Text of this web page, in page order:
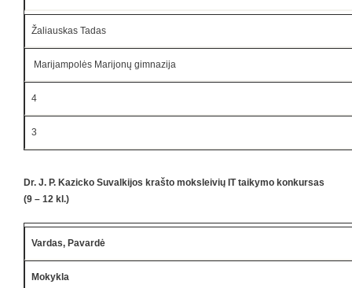
Žaliauskas Tadas
Marijampolės Marijonų gimnazija
4
3
Dr. J. P. Kazicko Suvalkijos krašto moksleivių IT taikymo konkursas
(9 – 12 kl.)
Vardas, Pavardė
Mokykla